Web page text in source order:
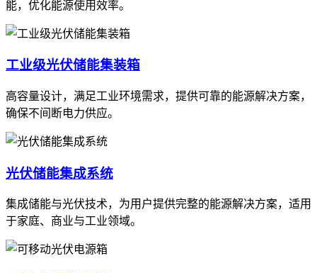
能，优化能源使用效率。
工业级光伏储能集装箱
高容量设计，满足工业环境需求，提供可靠的能源解决方案，
确保不间断电力供应。
光伏储能集成系统
集成储能与光伏技术，为用户提供完整的能源解决方案，适用
于家庭、商业与工业领域。